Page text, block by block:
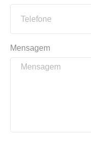
Mensagem